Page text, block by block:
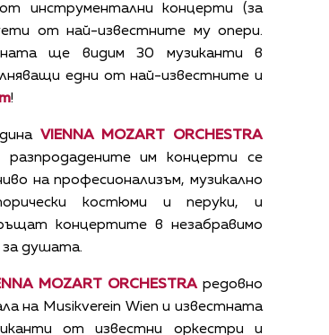
инструментални концерти (за
от най-известните му опери.
ще видим 30 музиканти в
едни от най-известните и
!
VIENNA MOZART ORCHESTRA
им концерти се
на професионализъм, музикално
костюми и перуки, и
концертите в незабравимо
за душата.
MOZART ORCHESTRAредовно
на Musikverein Wien и известната
от известни оркестри и